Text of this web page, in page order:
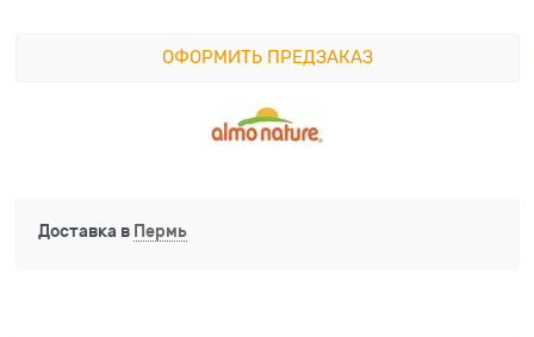
ОФОРМИТЬ ПРЕДЗАКАЗ
Доставка в Пермь